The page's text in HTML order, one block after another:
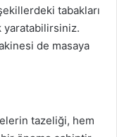
tabakları
de masaya
tazeliği, hem